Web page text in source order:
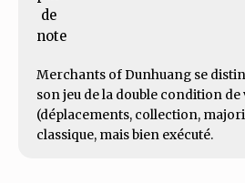
Merchants of Dunhuang se
son jeu de la double condition
(déplacements, collection,
classique, mais bien exécuté.